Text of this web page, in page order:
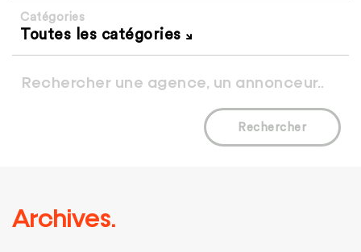
Catégories
Toutes les catégories
Rechercher
Archives.